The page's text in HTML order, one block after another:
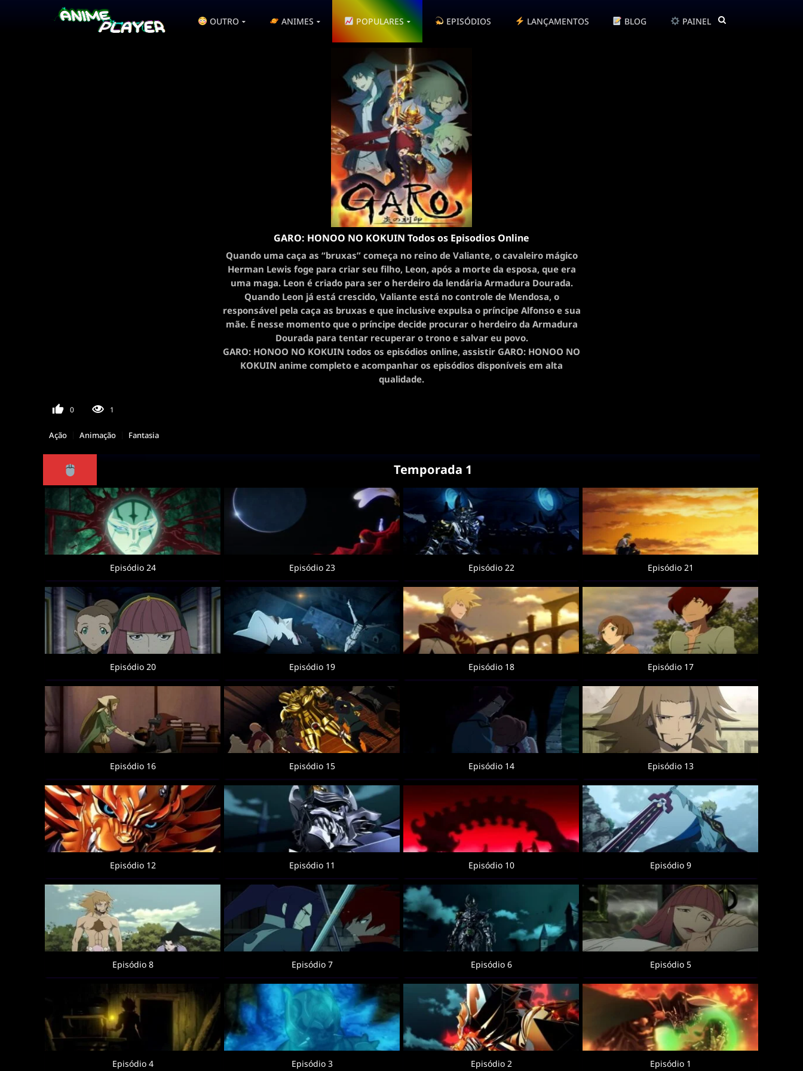
OUTRO ANIMES POPULARES EPISÓDIOS LANÇAMENTOS BLOG PAINEL
GARO: HONOO NO KOKUIN Todos os Episodios Online
Quando uma caça as “bruxas” começa no reino de Valiante, o cavaleiro mágico
Herman Lewis foge para criar seu filho, Leon, após a morte da esposa, que era
uma maga. Leon é criado para ser o herdeiro da lendária Armadura Dourada.
Quando Leon já está crescido, Valiante está no controle de Mendosa, o
responsável pela caça as bruxas e que inclusive expulsa o príncipe Alfonso e sua
mãe. É nesse momento que o príncipe decide procurar o herdeiro da Armadura
Dourada para tentar recuperar o trono e salvar eu povo.
GARO: HONOO NO KOKUIN todos os episódios online, assistir GARO: HONOO NO
KOKUIN anime completo e acompanhar os episódios disponíveis em alta
qualidade.
0 1
Ação Animação Fantasia
Temporada 1
Episódio 24 Episódio 23 Episódio 22 Episódio 21
Episódio 20 Episódio 19 Episódio 18 Episódio 17
Episódio 16 Episódio 15 Episódio 14 Episódio 13
Episódio 12 Episódio 11 Episódio 10 Episódio 9
Episódio 8 Episódio 7 Episódio 6 Episódio 5
Episódio 4 Episódio 3 Episódio 2 Episódio 1